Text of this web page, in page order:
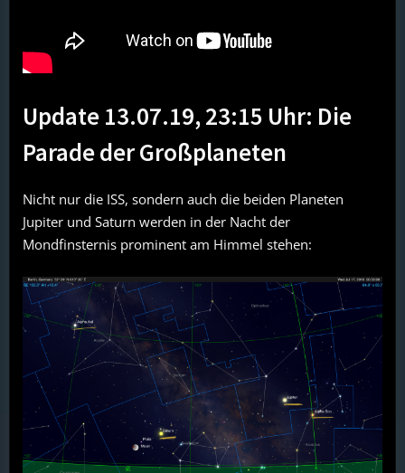
Update 13.07.19, 23:15 Uhr: Die
Parade der Großplaneten
Nicht nur die ISS, sondern auch die beiden Planeten
Jupiter und Saturn werden in der Nacht der
Mondfinsternis prominent am Himmel stehen: